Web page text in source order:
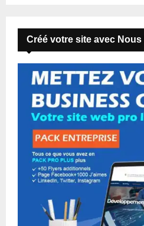
Créé votre site avec Nous